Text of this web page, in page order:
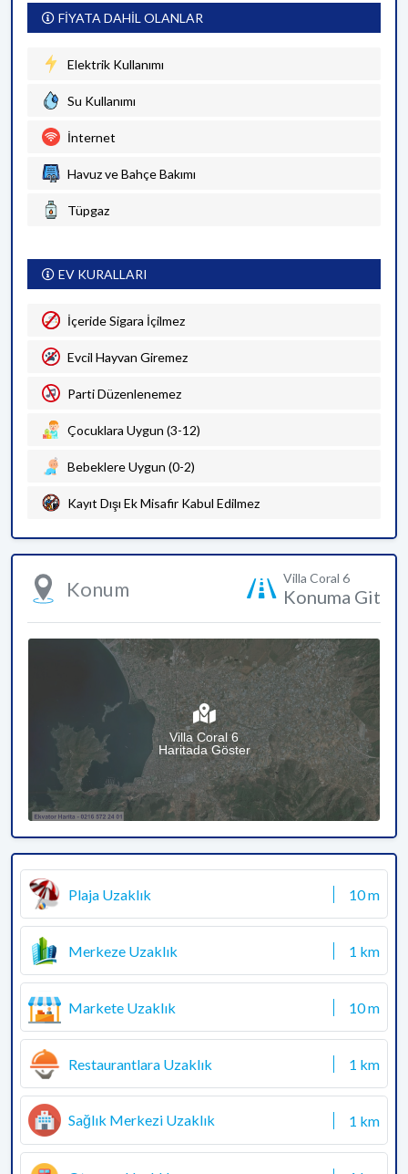
FİYATA DAHİL OLANLAR
Elektrik Kullanımı
Su Kullanımı
İnternet
Havuz ve Bahçe Bakımı
Tüpgaz
EV KURALLARI
İçeride Sigara İçilmez
Evcil Hayvan Giremez
Parti Düzenlenemez
Çocuklara Uygun (3-12)
Bebeklere Uygun (0-2)
Kayıt Dışı Ek Misafir Kabul Edilmez
Konum Villa Coral 6
Konuma Git
Villa Coral 6
Haritada Göster
Plaja Uzaklık 10 m
Merkeze Uzaklık 1 km
Markete Uzaklık 10 m
Restaurantlara Uzaklık 1 km
Sağlık Merkezi Uzaklık 1 km